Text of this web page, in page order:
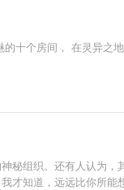
十个房间， 在灵异
秘组织。还有人认为
才知道，远远比你所